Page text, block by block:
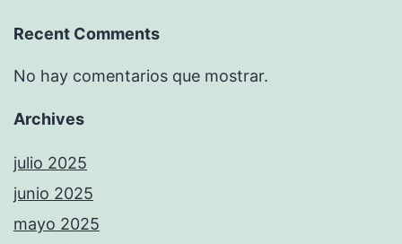
Recent Comments
No hay comentarios que mostrar.
Archives
julio 2025
junio 2025
mayo 2025